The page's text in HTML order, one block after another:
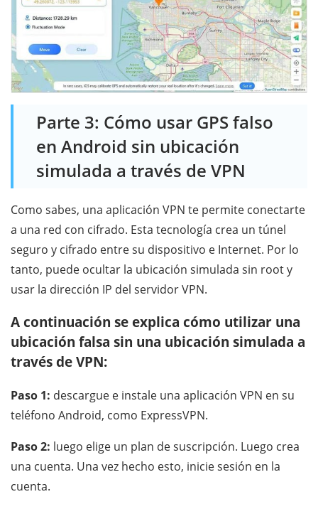
Parte 3: Cómo usar GPS falso
en Android sin ubicación
simulada a través de VPN
Como sabes, una aplicación VPN te permite conectarte
a una red con cifrado. Esta tecnología crea un túnel
seguro y cifrado entre su dispositivo e Internet. Por lo
tanto, puede ocultar la ubicación simulada sin root y
usar la dirección IP del servidor VPN.
A continuación se explica cómo utilizar una
ubicación falsa sin una ubicación simulada a
través de VPN:
Paso 1: descargue e instale una aplicación VPN en su
teléfono Android, como ExpressVPN.
Paso 2: luego elige un plan de suscripción. Luego crea
una cuenta. Una vez hecho esto, inicie sesión en la
cuenta.